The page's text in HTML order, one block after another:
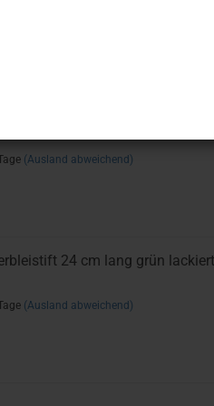
(Ausland abweichend)
24 cm lang grün lackiert
(Ausland abweichend)